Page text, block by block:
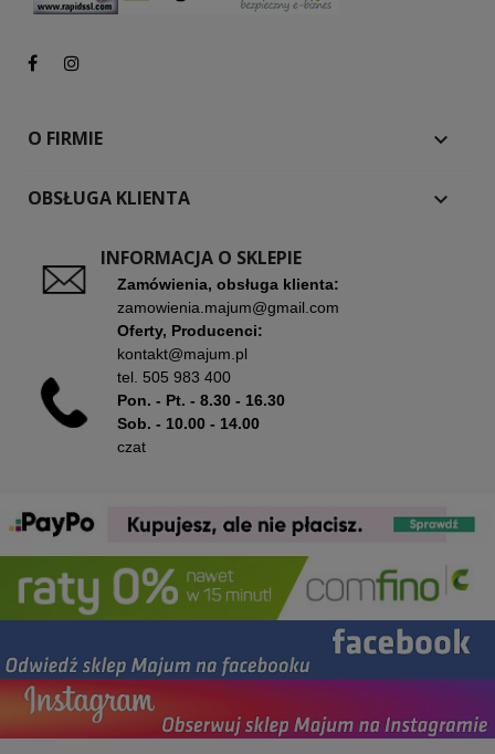
O FIRMIE 
OBSŁUGA KLIENTA 
INFORMACJA O SKLEPIE
Zamówienia, obsługa klienta:
zamowienia.majum@gmail.com
Oferty, Producenci:
kontakt@majum.pl
tel. 505 983 400
Pon. - Pt. - 8.30 - 16.30
Sob. - 10.00 - 14.00
czat